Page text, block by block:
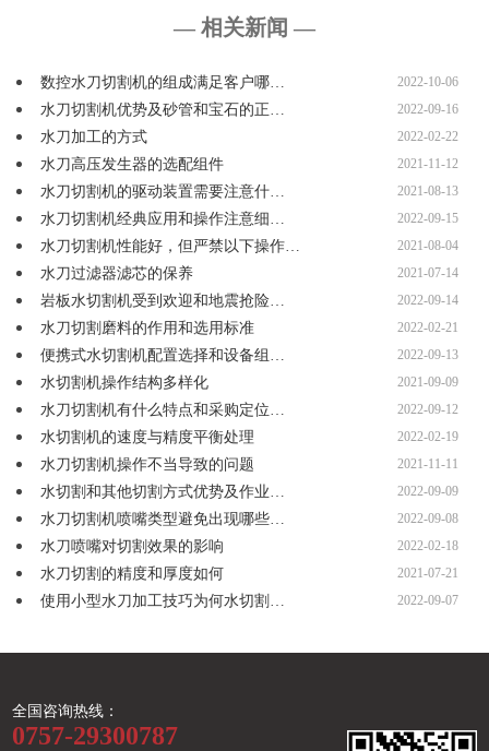
— 相关新闻 —
数控水刀切割机的组成满足客户哪… 2022-10-06
水刀切割机优势及砂管和宝石的正… 2022-09-16
水刀加工的方式 2022-02-22
水刀高压发生器的选配组件 2021-11-12
水刀切割机的驱动装置需要注意什… 2021-08-13
水刀切割机经典应用和操作注意细… 2022-09-15
水刀切割机性能好，但严禁以下操作… 2021-08-04
水刀过滤器滤芯的保养 2021-07-14
岩板水切割机受到欢迎和地震抢险… 2022-09-14
水刀切割磨料的作用和选用标准 2022-02-21
便携式水切割机配置选择和设备组… 2022-09-13
水切割机操作结构多样化 2021-09-09
水刀切割机有什么特点和采购定位… 2022-09-12
水切割机的速度与精度平衡处理 2022-02-19
水刀切割机操作不当导致的问题 2021-11-11
水切割和其他切割方式优势及作业… 2022-09-09
水刀切割机喷嘴类型避免出现哪些… 2022-09-08
水刀喷嘴对切割效果的影响 2022-02-18
水刀切割的精度和厚度如何 2021-07-21
使用小型水刀加工技巧为何水切割… 2022-09-07
全国咨询热线：
0757-29300787